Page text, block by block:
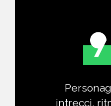
intrecci,